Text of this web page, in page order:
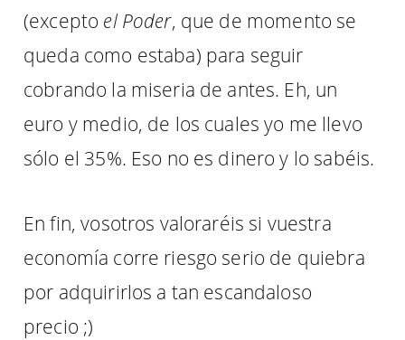
(excepto el Poder, que de momento se
queda como estaba) para seguir
cobrando la miseria de antes. Eh, un
euro y medio, de los cuales yo me llevo
sólo el 35%. Eso no es dinero y lo sabéis.
En fin, vosotros valoraréis si vuestra
economía corre riesgo serio de quiebra
por adquirirlos a tan escandaloso
precio ;)